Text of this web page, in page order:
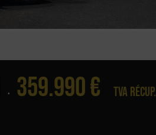
• 359.990 € Tva récup.